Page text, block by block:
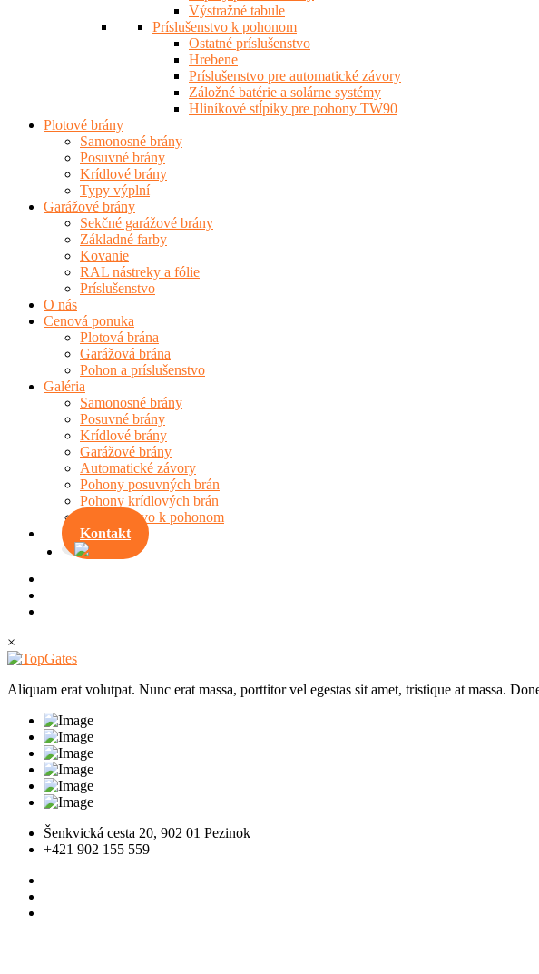
Výstražné tabule
Príslušenstvo k pohonom
Ostatné príslušenstvo
Hrebene
Príslušenstvo pre automatické závory
Záložné batérie a solárne systémy
Hliníkové stĺpiky pre pohony TW90
Plotové brány
Samonosné brány
Posuvné brány
Krídlové brány
Typy výplní
Garážové brány
Sekčné garážové brány
Základné farby
Kovanie
RAL nástreky a fólie
Príslušenstvo
O nás
Cenová ponuka
Plotová brána
Garážová brána
Pohon a príslušenstvo
Galéria
Samonosné brány
Posuvné brány
Krídlové brány
Garážové brány
Automatické závory
Pohony posuvných brán
Pohony krídlových brán
Príslušenstvo k pohonom
Kontakt
×
Aliquam erat volutpat. Nunc erat massa, porttitor vel egestas sit amet, tristique at massa.
Šenkvická cesta 20, 902 01 Pezinok
+421 902 155 559